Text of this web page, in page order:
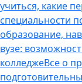
учиться, какие
специальности
образование,
вузе:
колледжеВсе о